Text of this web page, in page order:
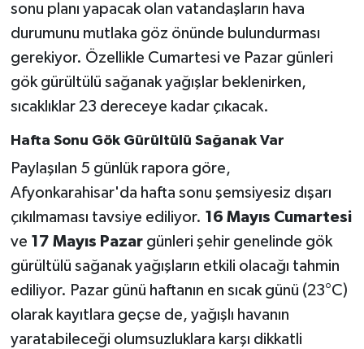
sonu planı yapacak olan vatandaşların hava
durumunu mutlaka göz önünde bulundurması
gerekiyor. Özellikle Cumartesi ve Pazar günleri
gök gürültülü sağanak yağışlar beklenirken,
sıcaklıklar 23 dereceye kadar çıkacak.
Hafta Sonu Gök Gürültülü Sağanak Var
Paylaşılan 5 günlük rapora göre,
Afyonkarahisar'da hafta sonu şemsiyesiz dışarı
çıkılmaması tavsiye ediliyor. 16 Mayıs Cumartesi
ve 17 Mayıs Pazargünleri şehir genelinde gök
gürültülü sağanak yağışların etkili olacağı tahmin
ediliyor. Pazar günü haftanın en sıcak günü (23°C)
olarak kayıtlara geçse de, yağışlı havanın
yaratabileceği olumsuzluklara karşı dikkatli